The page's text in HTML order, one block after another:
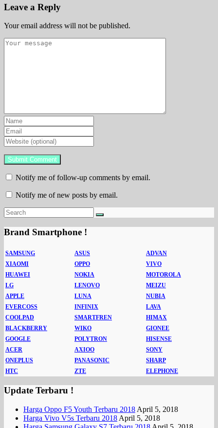
Leave a Reply
Your email address will not be published.
Notify me of follow-up comments by email.
Notify me of new posts by email.
Brand Smartphone !
SAMSUNG ASUS
ADVAN
XIAOMI
OPPO
VIVO
HUAWEI
NOKIA
MOTOROLA
LG
LENOVO
MEIZU
APPLE
LUNA
NUBIA
EVERCOSS
INFINIX
LAVA
COOLPAD
SMARTFREN
HIMAX
BLACKBERRY
WIKO
GIONEE
GOOGLE
POLYTRON
HISENSE
ACER
AXIOO
SONY
ONEPLUS
PANASONIC
SHARP
HTC
ZTE ELEPHONE
Update Terbaru !
Harga Oppo F5 Youth Terbaru 2018 April 5, 2018
Harga Vivo V5s Terbaru 2018 April 5, 2018